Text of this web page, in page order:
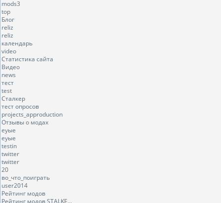
mods3
top
Блог
reliz
reliz
календарь
video
Статистика сайта
Видео
news
тест
test
Сталкер
тест опросов
projects_approduction
Отзывы о модах
еуые
еуые
testin
twitter
twitter
20
во_что_поиграть
user2014
Рейтинг модов
Рейтинг модов STALKE...